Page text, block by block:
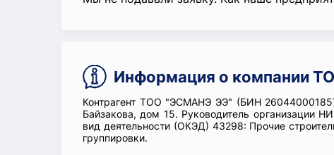
Информация о компании
Контрагент ТОО "ЭСМАНЭ ЭЭ" (БИН
Байзакова, дом 15. Руководитель
вид деятельности (ОКЭД) 43298: Прочие
группировки.